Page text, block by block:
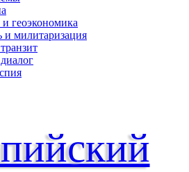
геоэкономика
и милитаризация